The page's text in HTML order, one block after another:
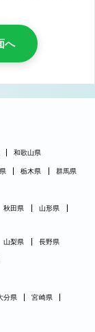
へ
和歌山県
栃木県 群馬県
秋田県
山形県
山梨県 長野県
分県
宮崎県